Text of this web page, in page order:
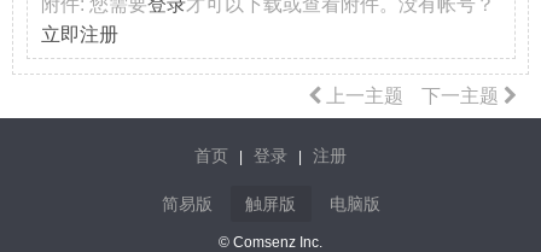
附件: 您需要登录才可以下载或查看附件。没有帐号？
立即注册
下一主题
上一主题
首页 登录 注册
简易版 触屏版 电脑版
© Comsenz Inc.